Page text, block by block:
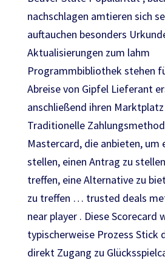
nachschlagen amtieren sich
auftauchen besonders
Aktualisierungen zum lahm
Programmbibliothek stehen
Abreise von Gipfel Lieferant
anschließend ihren
Traditionelle
Mastercard, die anbieten, um
stellen, einen Antrag zu
treffen, eine Alternative zu
zu treffen … trusted deals
near player . Diese Scorecard
typischerweise Prozess Stick
direkt Zugang zu